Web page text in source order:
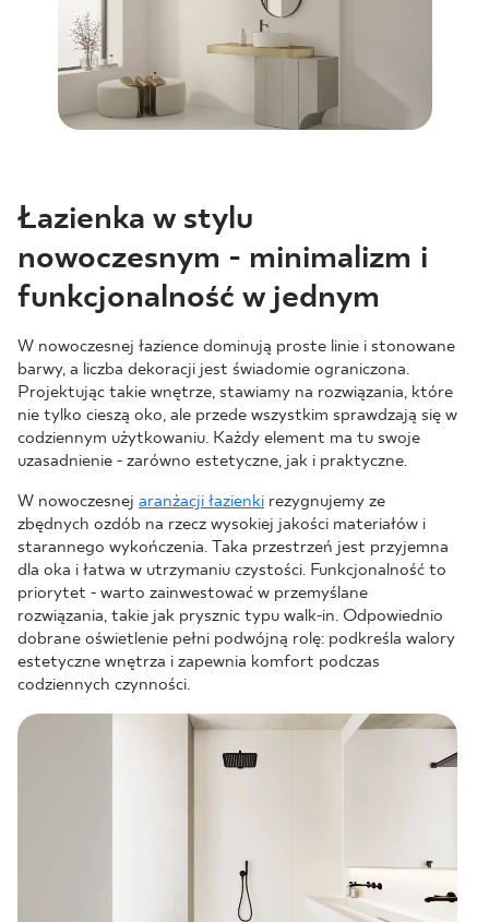
MÓJ PROFIL
KONTAKT
PL
Łazienka w stylu
nowoczesnym - minimalizm i
funkcjonalność w jednym
W nowoczesnej łazience dominują proste linie i stonowane
barwy, a liczba dekoracji jest świadomie ograniczona.
Projektując takie wnętrze, stawiamy na rozwiązania, które
nie tylko cieszą oko, ale przede wszystkim sprawdzają się w
codziennym użytkowaniu. Każdy element ma tu swoje
uzasadnienie - zarówno estetyczne, jak i praktyczne.
W nowoczesnej aranżacji łazienki rezygnujemy ze
zbędnych ozdób na rzecz wysokiej jakości materiałów i
starannego wykończenia. Taka przestrzeń jest przyjemna
dla oka i łatwa w utrzymaniu czystości. Funkcjonalność to
priorytet - warto zainwestować w przemyślane
rozwiązania, takie jak prysznic typu walk-in. Odpowiednio
dobrane oświetlenie pełni podwójną rolę: podkreśla walory
estetyczne wnętrza i zapewnia komfort podczas
codziennych czynności.